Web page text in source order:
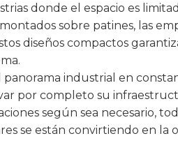
donde el espacio es
sobre patines, las
diseños compactos
industrial en
por completo su
según sea necesario,
se están convirtiendo en la